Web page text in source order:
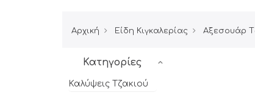
Αρχική Είδη Κιγκαλερίας Αξεσουάρ
Κατηγορίες
Καλύψεις Tζακιού